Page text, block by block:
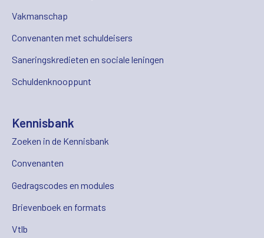
Vakmanschap
Convenanten met schuldeisers
Saneringskredieten en sociale leningen
Schuldenknooppunt
Kennisbank
Zoeken in de Kennisbank
Convenanten
Gedragscodes en modules
Brievenboek en formats
Vtlb